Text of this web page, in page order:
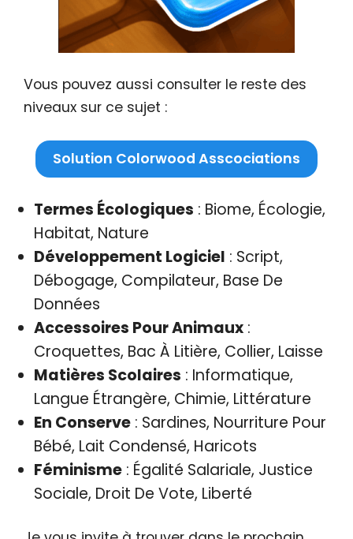
Vous pouvez aussi consulter le reste des
niveaux sur ce sujet :
Solution Colorwood Asscociations
Termes Écologiques : Biome, Écologie,
Habitat, Nature
Développement Logiciel : Script,
Débogage, Compilateur, Base De
Données
Accessoires Pour Animaux:
Croquettes, Bac À Litière, Collier, Laisse
Matières Scolaires : Informatique,
Langue Étrangère, Chimie, Littérature
En Conserve: Sardines, Nourriture Pour
Bébé, Lait Condensé, Haricots
Féminisme: Égalité Salariale, Justice
Sociale, Droit De Vote, Liberté